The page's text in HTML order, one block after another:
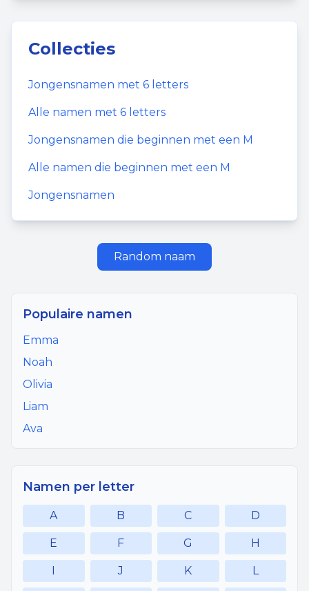
Collecties
Jongensnamen met 6 letters
Alle namen met 6 letters
Jongensnamen die beginnen met een M
Alle namen die beginnen met een M
Jongensnamen
Random naam
Populaire namen
Emma
Noah
Olivia
Liam
Ava
Namen per letter
A B C D
E F G H
I J K L